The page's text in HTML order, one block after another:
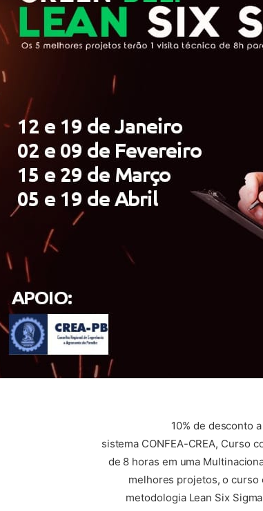
10% de desconto
sistema CONFEA-CREA, Curso
de 8 horas em uma
melhores projetos, o curso
metodologia Lean Six